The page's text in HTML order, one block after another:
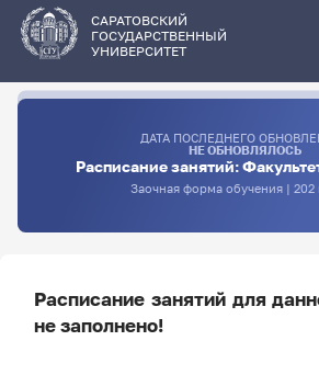
основному
содержанию
САРАТОВСКИЙ
ГОСУДАРСТВЕННЫЙ
УНИВЕРСИТЕТ
ДАТА ПОСЛЕДНЕГО
НЕ ОБНОВЛЯЛОСЬ
Расписание занятий:
Заочная форма обучения | 202
Расписание занятий для
не заполнено!